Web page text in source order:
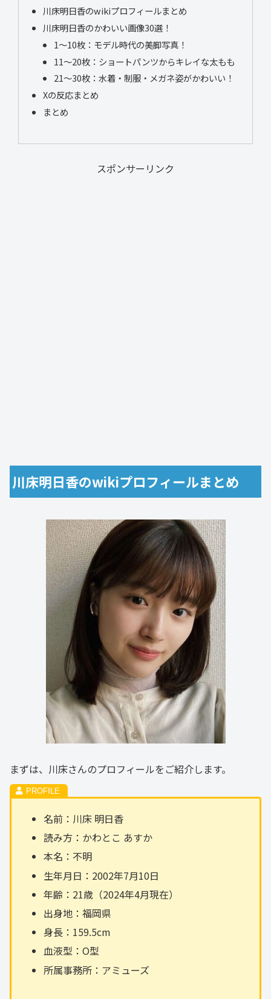
川床明日香のwikiプロフィールまとめ
川床明日香のかわいい画像30選！
1～10枚：モデル時代の美脚写真！
11～20枚：ショートパンツからキレイな太もも
21～30枚：水着・制服・メガネ姿がかわいい！
Xの反応まとめ
まとめ
スポンサーリンク
川床明日香のwikiプロフィールまとめ
まずは、川床さんのプロフィールをご紹介します。
名前：川床 明日香
読み方：かわとこ あすか
本名：不明
生年月日：2002年7月10日
年齢：21歳（2024年4月現在）
出身地：福岡県
身長：159.5cm
血液型：O型
所属事務所：アミューズ